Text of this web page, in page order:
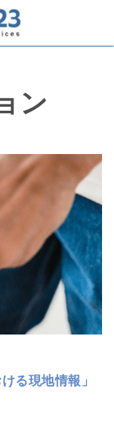
ン
る現地情報」